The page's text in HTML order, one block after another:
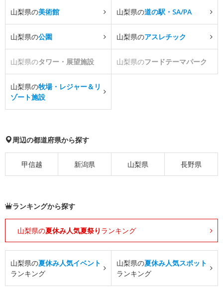
山梨県の美術館 山梨県の道の駅・SA/PA
山梨県の公園 山梨県のアスレチック
山梨県のタワー・展望施設 山梨県のフードテーマパーク
山梨県の牧場・レジャー＆リ
ゾート施設
周辺の都道府県から探す
甲信越 新潟県 山梨県 長野県
ランキングから探す
山梨県の夏休み人気夏祭り ランキング
山梨県の夏休み人気イベント
ランキング
山梨県の夏休み人気スポット
ランキング